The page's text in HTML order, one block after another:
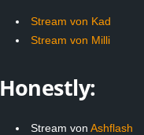
Stream von Kad
Stream von Milli
Honestly:
Stream von Ashflash